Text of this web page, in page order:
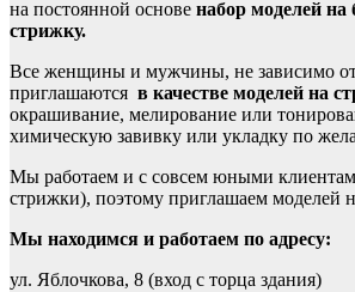
на постоянной основе набор моделей на
стрижку.
Все женщины и мужчины, не зависимо от
приглашаются в качестве моделей на
окрашивание, мелирование или
химическую завивку или укладку по
Мы работаем и с совсем юными
стрижки), поэтому приглашаем моделей
Мы находимся и работаем по адресу:
ул. Яблочкова, 8 (вход с торца здания)